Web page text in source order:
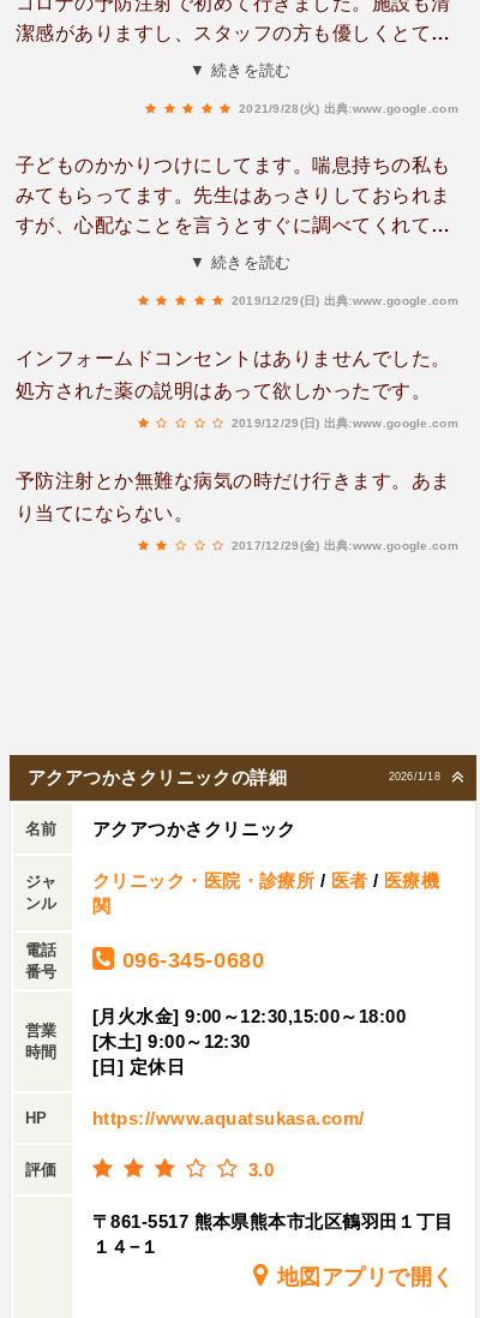
潔感がありますし、スタッフの方も優しくとても
良い医院でした。何かあれば診てもらおう！と思
▼ 続きを読む
2021/9/28(火) 出典:www.google.com
子どものかかりつけにしてます。喘息持ちの私も
みてもらってます。先生はあっさりしておられま
すが、心配なことを言うとすぐに調べてくれて解
決してくれます。待ち時間も短く、とても気に入
▼ 続きを読む
2019/12/29(日) 出典:www.google.com
インフォームドコンセントはありませんでした。
処方された薬の説明はあって欲しかったです。
2019/12/29(日) 出典:www.google.com
予防注射とか無難な病気の時だけ行きます。あま
り当てにならない。
2017/12/29(金) 出典:www.google.com
2026/1/18
アクアつかさクリニックの詳細
名前 アクアつかさクリニック
ジャ
ンル
クリニック・医院・診療所 / 医者 / 医療機
関
電話
番号
096-345-0680
営業
時間
[月火水金] 9:00～12:30,15:00～18:00
[木土] 9:00～12:30
[日] 定休日
HP https://www.aquatsukasa.com/
評価 3.0
〒861-5517 熊本県熊本市北区鶴羽田１丁目
１４−１
地図アプリで開く